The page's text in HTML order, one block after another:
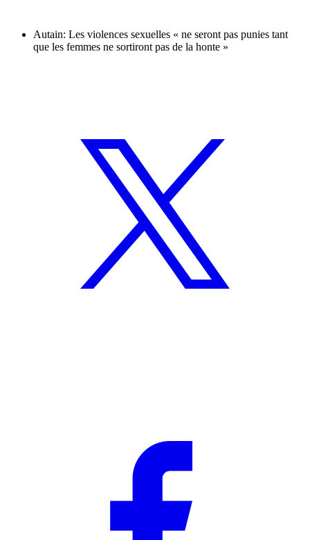
Autain: Les violences sexuelles « ne seront pas punies tant
que les femmes ne sortiront pas de la honte »